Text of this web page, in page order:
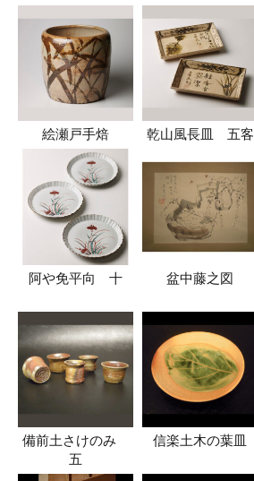
絵瀬戸手焙 乾山風長皿 五客
阿や免平向 十 盆中藤之図
備前土さけのみ
五
信楽土木の葉皿